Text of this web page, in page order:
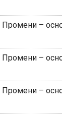
Промени –
Промени –
Промени –